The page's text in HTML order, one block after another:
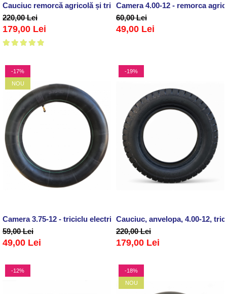
Cauciuc remorcă agricolă și triciclu electric 4.00-12 (8PR)
220,00 Lei
179,00 Lei
Camera 4.00-12 - remorca
60,00 Lei
49,00 Lei
-17%
NOU
Camera 3.75-12 - triciclu electric, tuk-tuk
59,00 Lei
49,00 Lei
-19%
Cauciuc, anvelopa, 4.00-12,
220,00 Lei
179,00 Lei
-12%
-18%
NOU